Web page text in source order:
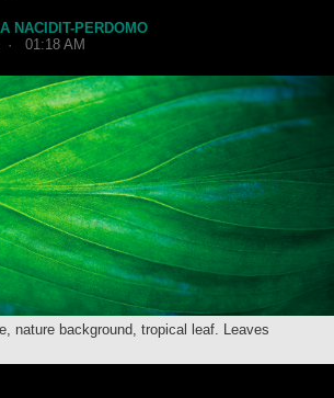
NACIDIT-PERDOMO
· 01:18 AM
nature background, tropical leaf. Leaves